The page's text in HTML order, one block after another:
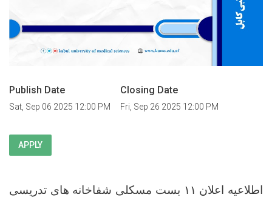
Publish Date
Sat, Sep 06 2025 12:00 PM
Closing Date
Fri, Sep 26 2025 12:00 PM
APPLY
اطلاعیه اعلان ۱۱ بست مسکلی شفاخانه های تدریسی